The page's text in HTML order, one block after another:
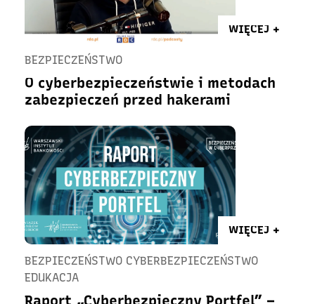
WIĘCEJ +
BEZPIECZEŃSTWO
O cyberbezpieczeństwie i metodach
zabezpieczeń przed hakerami
WIĘCEJ +
BEZPIECZEŃSTWO CYBERBEZPIECZEŃSTWO
EDUKACJA
Raport „Cyberbezpieczny Portfel” –